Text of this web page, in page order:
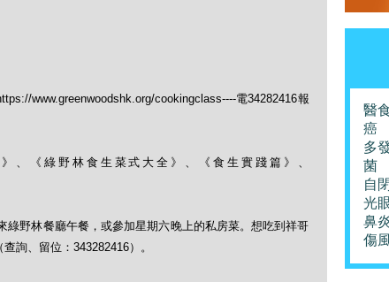
www.greenwoodshk.org/cookingclass----電34282416報
、《綠野林食生菜式大全》、《食生實踐篇》、
綠野林餐廳午餐，或參加星期六晚上的私房菜。想吃到祥哥
詢、留位：343282416）。
醫
癌
多
菌
自
光
鼻
傷